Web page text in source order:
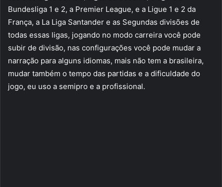
Bundesliga 1 e 2, a Premier League, e a Ligue 1 e 2 da
França, a La Liga Santander e as Segundas divisões de
todas essas ligas, jogando no modo carreira você pode
subir de divisão, nas configurações você pode mudar a
narração para alguns idiomas, mais não tem a brasileira,
mudar também o tempo das partidas e a dificuldade do
jogo, eu uso a semipro e a profissional.